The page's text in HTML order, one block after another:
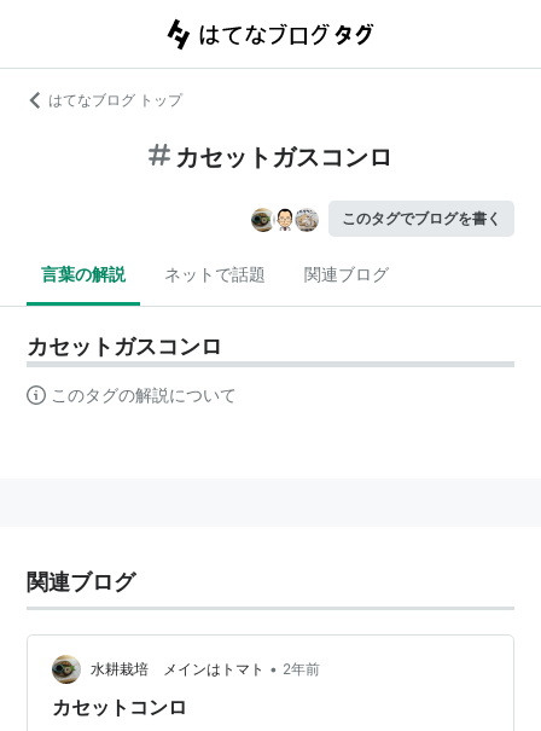
はてなブログ トップ
カセットガスコンロ
このタグでブログを書く
言葉の解説 ネットで話題 関連ブログ
カセットガスコンロ
このタグの解説について
関連ブログ
水耕栽培 メインはトマト • 2年前
カセットコンロ